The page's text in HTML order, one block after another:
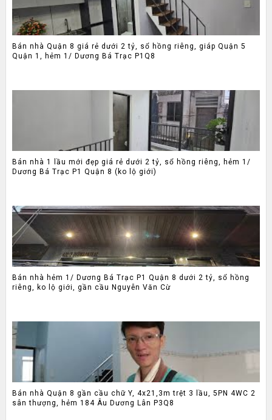
Bán nhà Quận 8 giá rẻ dưới 2 tỷ, sổ hồng riêng, giáp Quận 5
Quận 1, hẻm 1/ Dương Bá Trạc P1Q8
Bán nhà 1 lầu mới đẹp giá rẻ dưới 2 tỷ, sổ hồng riêng, hẻm 1/
Dương Bá Trạc P1 Quận 8 (ko lộ giới)
Bán nhà hẻm 1/ Dương Bá Trạc P1 Quận 8 dưới 2 tỷ, sổ hồng
riêng, ko lộ giới, gần cầu Nguyễn Văn Cừ
Bán nhà Quận 8 gần cầu chữ Y, 4x21,3m trệt 3 lầu, 5PN 4WC 2
sân thượng, hẻm 184 Âu Dương Lân P3Q8